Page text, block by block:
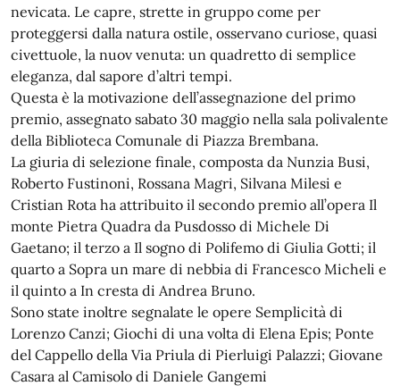
nevicata. Le capre, strette in gruppo come per
proteggersi dalla natura ostile, osservano curiose, quasi
civettuole, la nuov venuta: un quadretto di semplice
eleganza, dal sapore d’altri tempi.
Questa è la motivazione dell’assegnazione del primo
premio, assegnato sabato 30 maggio nella sala polivalente
della Biblioteca Comunale di Piazza Brembana.
La giuria di selezione finale, composta da Nunzia Busi,
Roberto Fustinoni, Rossana Magri, Silvana Milesi e
Cristian Rota ha attribuito il secondo premio all’opera Il
monte Pietra Quadra da Pusdosso di Michele Di
Gaetano; il terzo a Il sogno di Polifemo di Giulia Gotti; il
quarto a Sopra un mare di nebbia di Francesco Micheli e
il quinto a In cresta di Andrea Bruno.
Sono state inoltre segnalate le opere Semplicità di
Lorenzo Canzi; Giochi di una volta di Elena Epis; Ponte
del Cappello della Via Priula di Pierluigi Palazzi; Giovane
Casara al Camisolo di Daniele Gangemi